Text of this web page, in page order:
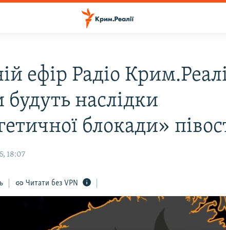
ефір Радіо
наслідки
блокади»
18:07
Читати без VPN